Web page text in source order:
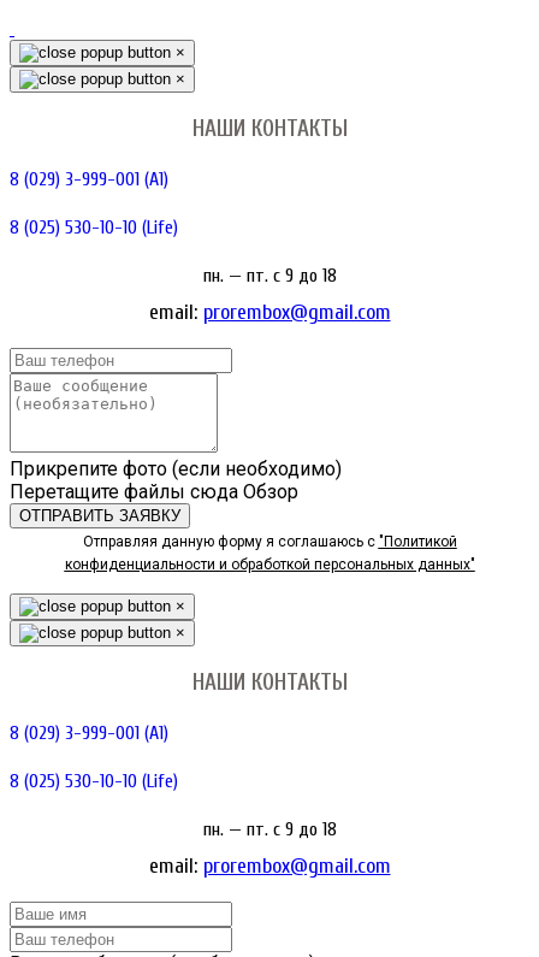
×
×
НАШИ КОНТАКТЫ
8 (029) 3-999-001 (A1)
8 (025) 530-10-10 (Life)
пн. — пт. c 9 до 18
email: prorembox@gmail.com
Прикрепите фото (если необходимо)
Перетащите файлы сюда Обзор
ОТПРАВИТЬ ЗАЯВКУ
Отправляя данную форму я соглашаюсь с "Политикой
конфиденциальности и обработкой персональных данных"
×
×
НАШИ КОНТАКТЫ
8 (029) 3-999-001 (A1)
8 (025) 530-10-10 (Life)
пн. — пт. c 9 до 18
email: prorembox@gmail.com